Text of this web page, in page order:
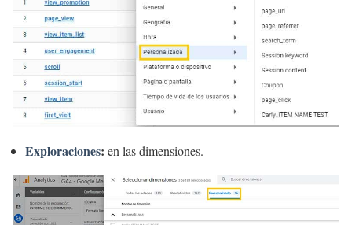
Exploraciones: en las dimensiones.